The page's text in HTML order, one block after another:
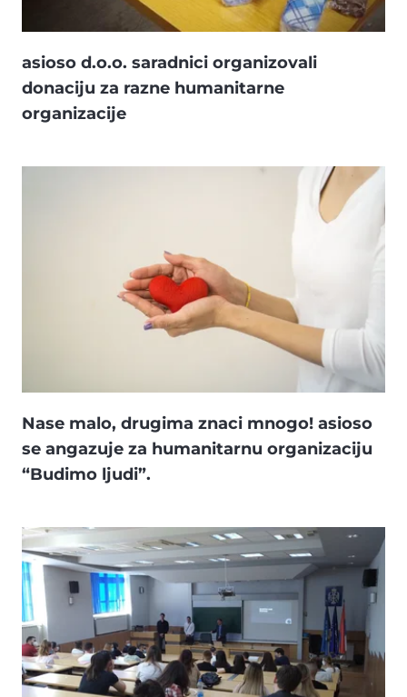
asioso d.o.o. saradnici organizovali
donaciju za razne humanitarne
organizacije
Nase malo, drugima znaci mnogo! asioso
se angazuje za humanitarnu organizaciju
“Budimo ljudi”.